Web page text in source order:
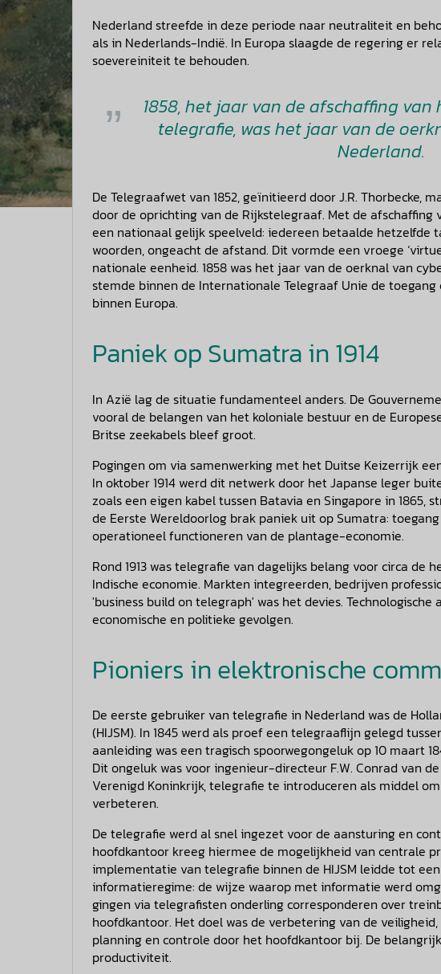
Nederland streefde in deze periode naar neutraliteit en
als in Nederlands-Indië. In Europa slaagde de regering er
soevereiniteit te behouden.
1858, het jaar van de afschaffing
telegrafie, was het jaar van de
Nederland.
De Telegraafwet van 1852, geïnitieerd door J.R. Thorbecke,
door de oprichting van de Rijkstelegraaf. Met de
een nationaal gelijk speelveld: iedereen betaalde
woorden, ongeacht de afstand. Dit vormde een vroege
nationale eenheid. 1858 was het jaar van de oerknal van
stemde binnen de Internationale Telegraaf Unie de
binnen Europa.
Paniek op Sumatra in 1914
In Azië lag de situatie fundamenteel anders. De
vooral de belangen van het koloniale bestuur en de
Britse zeekabels bleef groot.
Pogingen om via samenwerking met het Duitse Keizerrijk
In oktober 1914 werd dit netwerk door het Japanse leger
zoals een eigen kabel tussen Batavia en Singapore in 1865,
de Eerste Wereldoorlog brak paniek uit op Sumatra:
operationeel functioneren van de plantage-economie.
Rond 1913 was telegrafie van dagelijks belang voor circa de
Indische economie. Markten integreerden, bedrijven
'business build on telegraph' was het devies.
economische en politieke gevolgen.
Pioniers in elektronische
De eerste gebruiker van telegrafie in Nederland was de
(HIJSM). In 1845 werd als proef een telegraaflijn gelegd
aanleiding was een tragisch spoorwegongeluk op 10 maart
Dit ongeluk was voor ingenieur-directeur F.W. Conrad van
Verenigd Koninkrijk, telegrafie te introduceren als middel
verbeteren.
De telegrafie werd al snel ingezet voor de aansturing en
hoofdkantoor kreeg hiermee de mogelijkheid van centrale
implementatie van telegrafie binnen de HIJSM leidde tot
informatieregime: de wijze waarop met informatie werd
gingen via telegrafisten onderling corresponderen over
hoofdkantoor. Het doel was de verbetering van de
planning en controle door het hoofdkantoor bij. De
productiviteit.